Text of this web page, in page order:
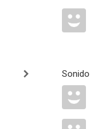
Sonido